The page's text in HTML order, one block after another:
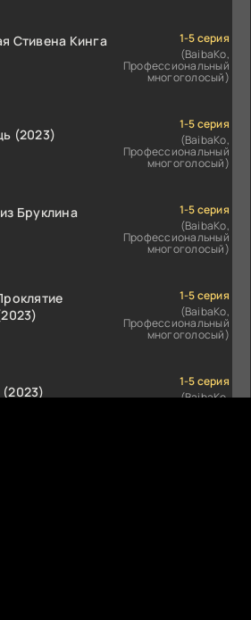
Стивена Кинга
1-5 серия
(BaibaKo,
Профессиональный
многоголосый)
(2023)
1-5 серия
(BaibaKo,
Профессиональный
многоголосый)
Бруклина
1-5 серия
(BaibaKo,
Профессиональный
многоголосый)
1-5 серия
(BaibaKo,
Профессиональный
многоголосый)
1-5 серия
(BaibaKo,